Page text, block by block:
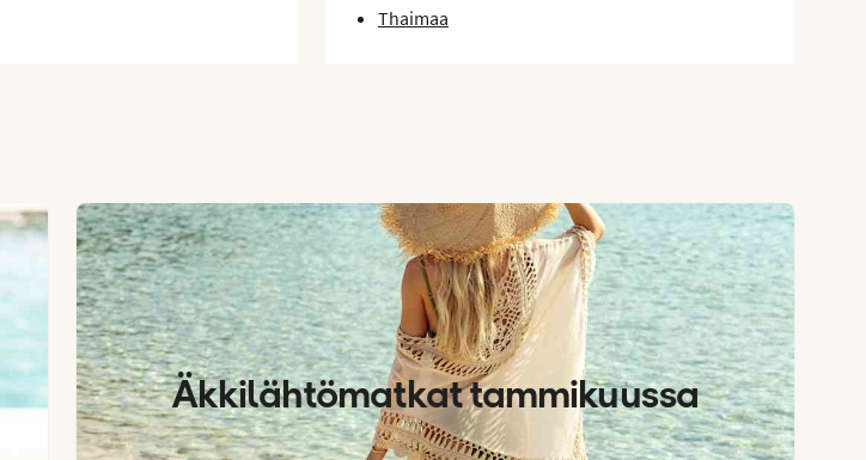
Thaimaa
Äkkilähtömatkat tammikuussa